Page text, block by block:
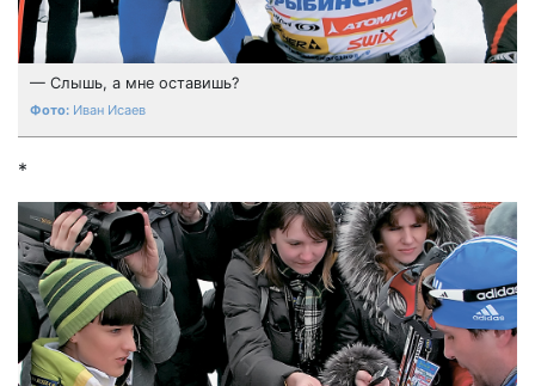
— Слышь, а мне оставишь?
Иван Исаев
*